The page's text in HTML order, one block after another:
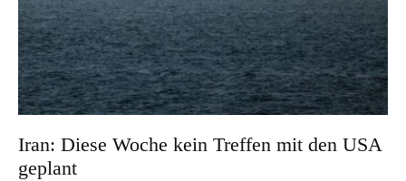
Iran: Diese Woche kein Treffen mit den USA
geplant